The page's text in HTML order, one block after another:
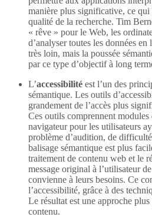
manière plus significative, ce
qualité de la recherche. Tim
« rêve » pour le Web, les
d’analyser toutes les données
très loin, mais la poussée
par ce type d’objectif à long
L’accessibilité est l’un des
sémantique. Les outils
grandement de l’accès plus
Ces outils comprennent modules
navigateur pour les utilisateurs
problème d’audition, de
balisage sémantique est plus
traitement de contenu web et le
message original à l’utilisateur
convienne à leurs besoins. Ce
l’accessibilité, grâce à des
Le résultat est une approche
contenu.